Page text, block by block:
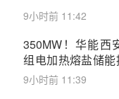
9小时前 11:42
350MW！华能西
组电加热熔盐储
改造项目初步设计
9小时前 11:39